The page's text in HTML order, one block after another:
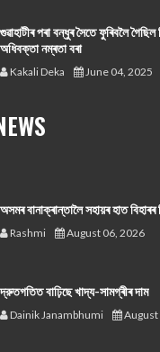
গুৱাহাটীৰ পৰা বন্ধুৰ সৈতে ফুৰিবলৈ
অধিবক্তা নম্ৰতা বৰা
Kakali Deka June 04, 2025
অসমৰ বানাক্ৰান্তালৈ সহায়ৰ হাত
Rashmi August 06, 2026
দ্রুতগতিত বাঢ়িছে খাদ্য-সামগ্ৰীৰ দাম
Dainik Janambhumi